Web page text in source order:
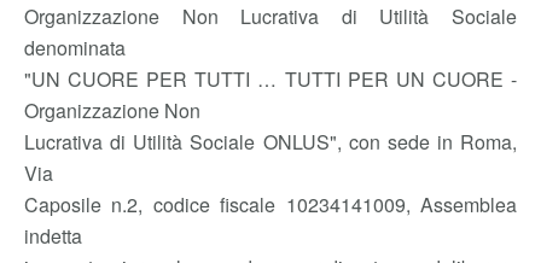
Organizzazione Non Lucrativa di Utilità Sociale
denominata
"UN CUORE PER TUTTI … TUTTI PER UN CUORE -
Organizzazione Non
Lucrativa di Utilità Sociale ONLUS", con sede in Roma,
Via
Caposile n.2, codice fiscale 10234141009, Assemblea
indetta